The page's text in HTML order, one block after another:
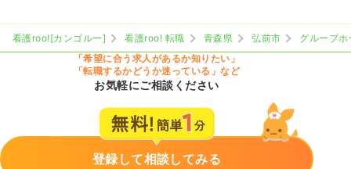
看護roo![カンゴルー] 看護roo! 転職 青森県 弘前市
グループ
「希望に合う求人があるか知りたい」
「転職するかどうか迷っている」など
お気軽にご相談ください
登録して相談してみる